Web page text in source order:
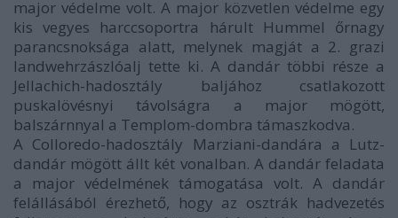
major védelme volt. A major közvetlen védelme egy
kis vegyes harccsoportra hárult Hummel őrnagy
parancsnoksága alatt, melynek magját a 2. grazi
landwehrzászlóalj tette ki. A dandár többi része a
Jellachich-hadosztály baljához csatlakozott
puskalövésnyi távolságra a major mögött,
balszárnnyal a Templom-dombra támaszkodva.
A Colloredo-hadosztály Marziani-dandára a Lutz-
dandár mögött állt két vonalban. A dandár feladata
a major védelmének támogatása volt. A dandár
felállásából érezhető, hogy az osztrák hadvezetés